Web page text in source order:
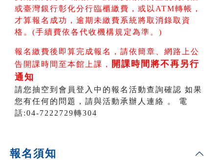
或臺灣銀行彰化分行臨櫃繳費，或以ATM轉帳 ，
才算報名成功，逾期未繳費系統將取消錄取資
格。(手續費依各代收機構規定為準。)
報名繳費後即算完成報名，請依簡章、網路上公
告開課時間至本館上課，
開課時間將不再另行
通知
請您抽空到會員登入中的報名活動查詢確認 如果
您有任何的問題，請與活動承辦人連絡 。 電
話:04-7222729轉304
報名須知